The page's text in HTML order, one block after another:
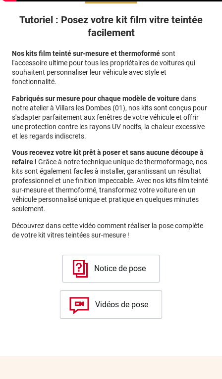
Tutoriel : Posez votre kit film vitre teintée
facilement
Nos kits film teinté sur-mesure et thermoformésont
l'accessoire ultime pour tous les propriétaires de voitures qui
souhaitent personnaliser leur véhicule avec style et
fonctionnalité.
Fabriqués sur mesure pour chaque modèle de voituredans
notre atelier à Villars les Dombes (01), nos kits sont conçus pour
s'adapter parfaitement aux fenêtres de votre véhicule et offrir
une protection contre les rayons UV nocifs, la chaleur excessive
et les regards indiscrets.
Vous recevez votre kit prêt à poser et sans aucune découpe à
refaire ! Grâce à notre technique unique de thermoformage, nos
kits sont également faciles à installer, garantissant un résultat
professionnel et une finition impeccable. Avec nos kits film teinté
sur-mesure et thermoformé, transformez votre voiture en un
véhicule personnalisé unique et pratique en quelques minutes
seulement.
Découvrez dans cette vidéo comment réaliser la pose complète
de votre kit vitres teintées sur-mesure !
Notice de pose
Vidéos de pose